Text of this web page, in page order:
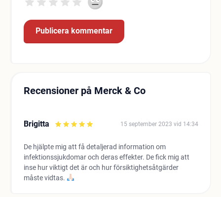
Recensioner på Merck & Co
Brigitta 15 september 2023 vid 14:34
De hjälpte mig att få detaljerad information om
infektionssjukdomar och deras effekter. De fick mig att
inse hur viktigt det är och hur försiktighetsåtgärder
måste vidtas.